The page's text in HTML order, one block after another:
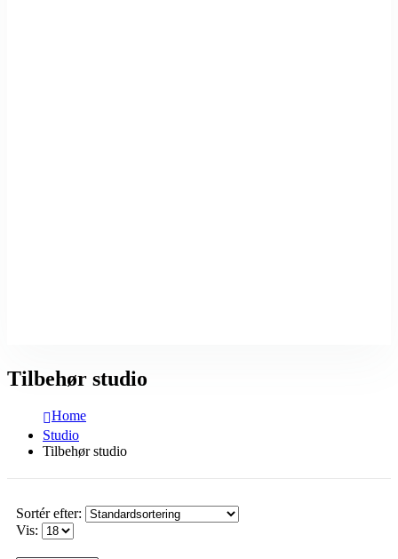
Tilbehør studio
Home
Studio
Tilbehør studio
Sortér efter:
Vis: